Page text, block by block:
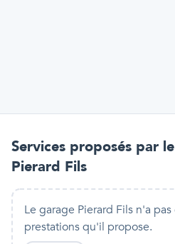
Services proposés par
Pierard Fils
Le garage Pierard Fils n'a
prestations qu'il propose.